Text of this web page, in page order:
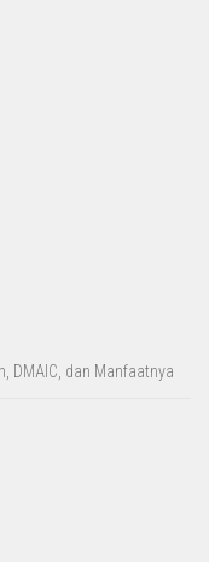
DMAIC, dan Manfaatnya